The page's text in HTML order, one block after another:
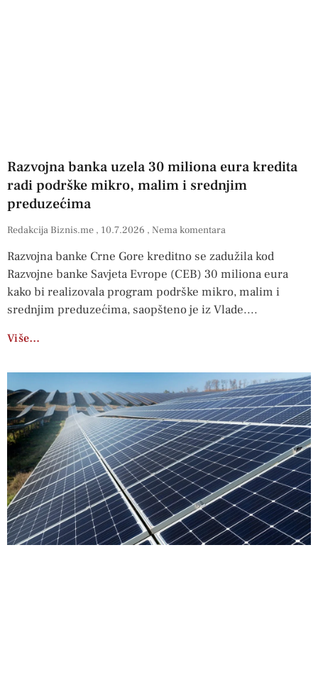
Razvojna banka uzela 30 miliona eura kredita
radi podrške mikro, malim i srednjim
preduzećima
Redakcija Biznis.me 10.7.2026 Nema komentara
Razvojna banke Crne Gore kreditno se zadužila kod
Razvojne banke Savjeta Evrope (CEB) 30 miliona eura
kako bi realizovala program podrške mikro, malim i
srednjim preduzećima, saopšteno je iz Vlade.
Više…